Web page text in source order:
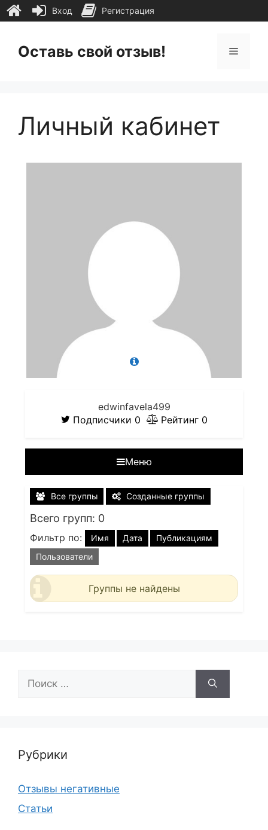
содержимому
Оставь свой отзыв! Меню
Личный кабинет
edwinfavela499
Подписчики 0 Рейтинг 0
Меню
Все группы Созданные группы
Всего групп: 0
Фильтр по: Имя Дата
Публикациям
Пользователи
Группы не найдены
Рубрики
Отзывы негативные
Статьи
Вход Регистрация